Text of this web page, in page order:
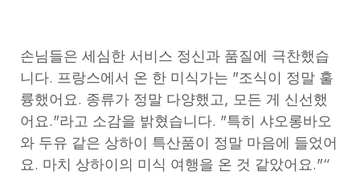
손님들은 세심한 서비스 정신과 품질에 극찬했습
니다. 프랑스에서 온 한 미식가는 "조식이 정말 훌
륭했어요. 종류가 정말 다양했고, 모든 게 신선했
어요."라고 소감을 밝혔습니다. "특히 샤오롱바오
와 두유 같은 상하이 특산품이 정말 마음에 들었어
요. 마치 상하이의 미식 여행을 온 것 같았어요."“